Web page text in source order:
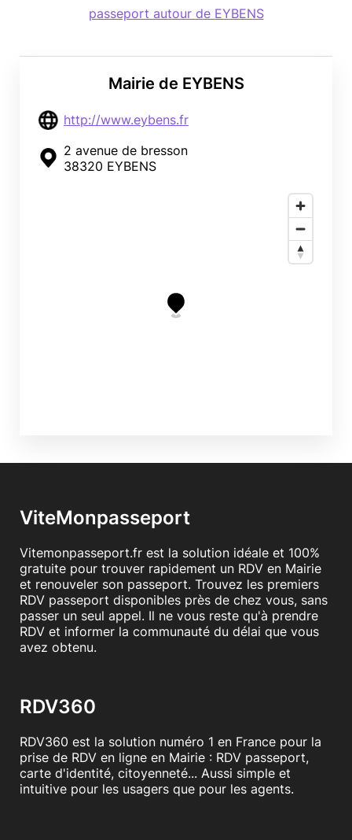
Mairie de EYBENS
http://www.eybens.fr
2 avenue de bresson
38320 EYBENS
passeport autour de EYBENS
ViteMonpasseport
Vitemonpasseport.fr est la solution idéale et 100%
gratuite pour trouver rapidement un RDV en Mairie
et renouveler son passeport. Trouvez les premiers
RDV passeport disponibles près de chez vous, sans
passer un seul appel. Il ne vous reste qu'à prendre
RDV et informer la communauté du délai que vous
avez obtenu.
RDV360
RDV360 est la solution numéro 1 en France pour la
prise de RDV en ligne en Mairie : RDV passeport,
carte d'identité, citoyenneté... Aussi simple et
intuitive pour les usagers que pour les agents.